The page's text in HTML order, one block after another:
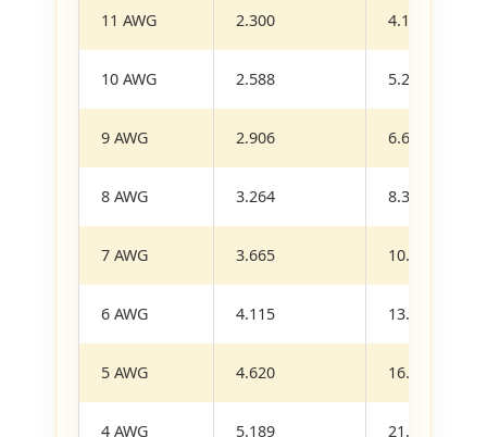
11 AWG 2.300 4.1700
10 AWG 2.588 5.2610
9 AWG 2.906 6.6310
8 AWG 3.264 8.3670
7 AWG 3.665 10.5500
6 AWG 4.115 13.3000
5 AWG 4.620 16.7700
4 AWG 5.189 21.1500